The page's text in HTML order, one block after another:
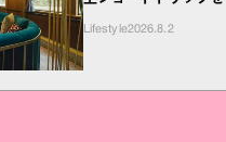
Lifestyle2026.8.2